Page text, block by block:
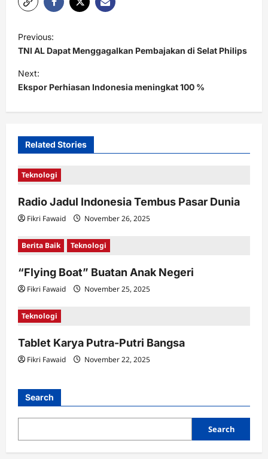
o
s
t
v
g
a
t
o
n
Previous:
TNI AL Dapat Menggagalkan Pembajakan di Selat Philips
Next:
Ekspor Perhiasan Indonesia meningkat 100 %
Related Stories
Teknologi
Radio Jadul Indonesia Tembus Pasar Dunia
Fikri Fawaid November 26, 2025
Berita Baik Teknologi
“Flying Boat” Buatan Anak Negeri
Fikri Fawaid November 25, 2025
Teknologi
Tablet Karya Putra-Putri Bangsa
Fikri Fawaid November 22, 2025
Search
Search